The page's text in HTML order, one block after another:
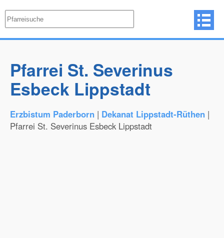
Pfarrei St. Severinus
Esbeck Lippstadt
Erzbistum Paderborn | Dekanat Lippstadt-Rüthen |
Pfarrei St. Severinus Esbeck Lippstadt